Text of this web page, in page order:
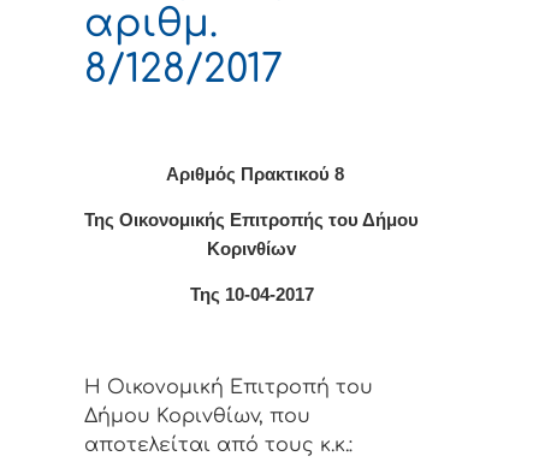
αριθμ.
8/128/2017
Αριθμός Πρακτικού 8
Της Οικονομικής Επιτρoπής τoυ Δήμoυ
Κoριvθίωv
Της 10-04-2017
Η Οικονομική Επιτρoπή τoυ
Δήμoυ Κoριvθίωv, πoυ
απoτελείται από τoυς κ.κ.: